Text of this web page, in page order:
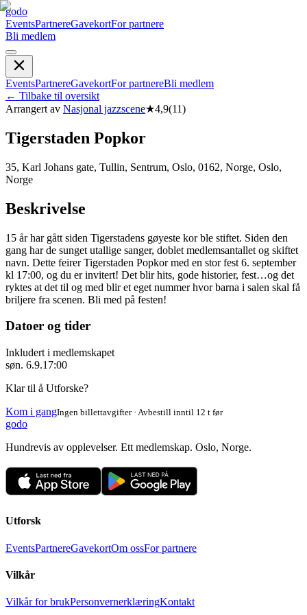
godo
EventsPartnereGavekortFor partnere
Bli medlem
EventsPartnereGavekortFor partnereBli medlem
← Tilbake til oversikt
Arrangert av Nasjonal jazzscene★4,9(11)
Tigerstaden Popkor
35, Karl Johans gate, Tullin, Sentrum, Oslo, 0162, Norge, Oslo,
Norge
Beskrivelse
15 år har gått siden Tigerstadens gøyeste kor ble stiftet. Siden den
gang har de sunget utallige sanger, doblet medlemsantallet og skiftet
navn. Dette feirer Tigerstaden Popkor med en stor fest 6. september
kl 17:00, og du er invitert! Det blir hits, gode historier, fest…og det
ryktes at det til og med blir et eget nummer hvor barna i salen skal få
briljere fra scenen. Bli med på festen!
Datoer og tider
Inkludert i medlemskapet
søn. 6.9.17:00
Klar til å Utforske?
Kom i gangIngen billettavgifter · Avbestill inntil 12 t før
godo
Hundrevis av opplevelser. Ett medlemskap. Oslo, Norge.
Utforsk
EventsPartnereGavekortOm ossFor partnere
Vilkår
Vilkår for brukPersonvernerklæringKontakt